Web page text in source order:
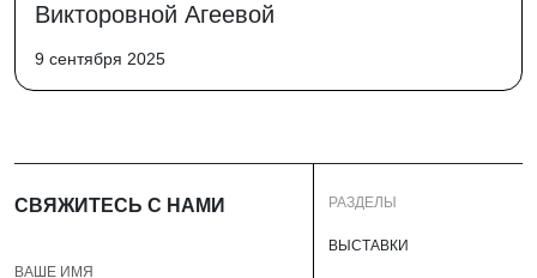
Викторовной Агеевой
9 сентября 2025
СВЯЖИТЕСЬ С НАМИ РАЗДЕЛЫ
ВЫСТАВКИ